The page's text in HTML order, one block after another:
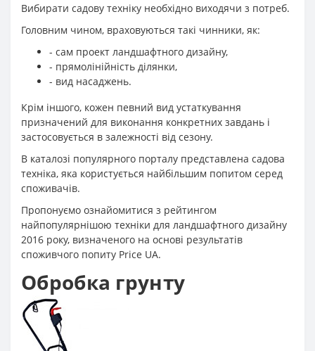
Вибирати садову техніку необхідно виходячи з потреб.
Головним чином, враховуються такі чинники, як:
- сам проект ландшафтного дизайну,
- прямолінійність ділянки,
- вид насаджень.
Крім іншого, кожен певний вид устаткування
призначений для виконання конкретних завдань і
застосовується в залежності від сезону.
В каталозі популярного порталу представлена ​​садова
техніка, яка користується найбільшим попитом серед
споживачів.
Пропонуємо ознайомитися з рейтингом
найпопулярнішою техніки для ландшафтного дизайну
2016 року, визначеного на основі результатів
споживчого попиту Price UA.
Обробка грунту